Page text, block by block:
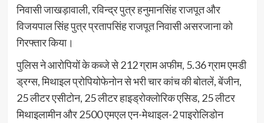
निवासी जाखड़ावाली, रविन्द्र पुत्र हनुमानसिंह राजपूत और
विजयपाल सिंह पुत्र प्रतापसिंह राजपूत निवासी असरजाना को
गिरफ्तार किया।
पुलिस ने आरोपियों के कब्जे से 212 ग्राम अफीम, 5.36 ग्राम एमडी
ड्रग्स, मिथाइल प्रोपियोफेनोन से भरी चार कांच की बोतलें, बेंजीन,
25 लीटर एसीटोन, 25 लीटर हाइड्रोक्लोरिक एसिड, 25 लीटर
मिथाइलामीन और 2500 एमएल एन-मेथाइल-2 पाइरोलिडोन